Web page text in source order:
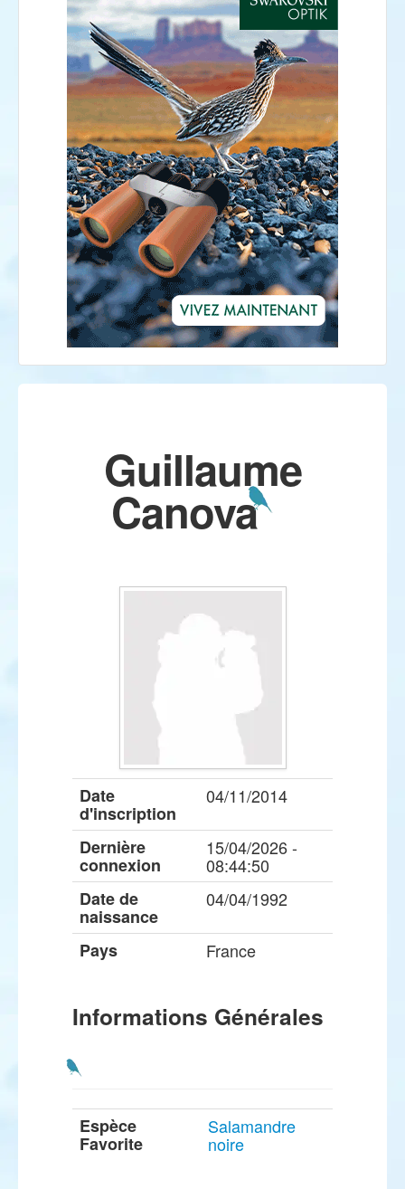
Guillaume
Canova
Date
d'inscription
04/11/2014
Dernière
connexion
15/04/2026 -
08:44:50
Date de
naissance
04/04/1992
Pays France
Informations Générales
Espèce
Favorite
Salamandre
noire